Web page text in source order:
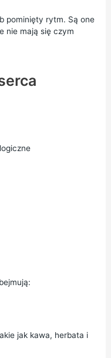
pominięty rytm. Są one
nie mają się czym
jak kawa, herbata i